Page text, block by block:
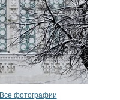
Все фотографии